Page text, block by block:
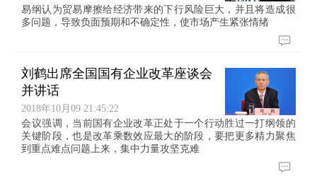
易纲认为贸易摩擦给经济带来的下行风险巨大，并且将造成很
多问题，导致负面预期和不确定性，使市场产生紧张情绪
刘鹤出席全国国有企业改革座谈会
并讲话
2018年10月09 21:45:22
会议强调，当前国有企业改革正处于一个行动胜过一打纲领的
关键阶段，也是改革乘数效应最大的阶段，要把更多精力聚焦
到重点难点问题上来，集中力量攻坚克难